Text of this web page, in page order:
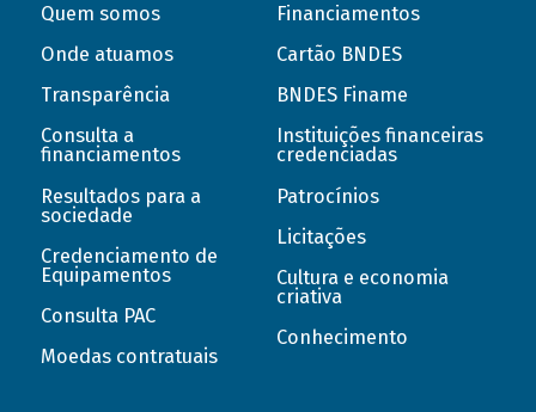
Quem somos
Onde atuamos
Transparência
Consulta a
financiamentos
Resultados para a
sociedade
Credenciamento de
Equipamentos
Consulta PAC
Moedas contratuais
Financiamentos
Cartão BNDES
BNDES Finame
Instituições financeiras
credenciadas
Patrocínios
Licitações
Cultura e economia
criativa
Conhecimento